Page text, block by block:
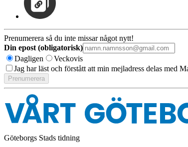
Prenumerera så du inte missar något nytt!
Din epost (obligatorisk)
Dagligen
Veckovis
Jag har läst och förstått att min mejladress delas med
Göteborgs Stads tidning